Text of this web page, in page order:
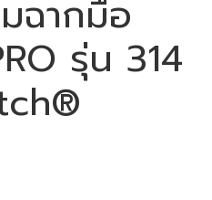
ฉากมือ
รุ่น 314